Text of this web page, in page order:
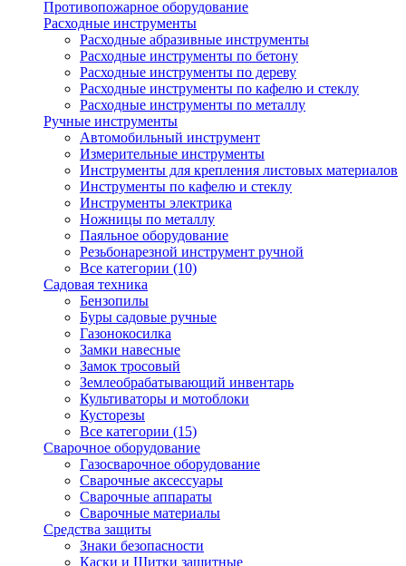
Противопожарное оборудование
Расходные инструменты
Расходные абразивные инструменты
Расходные инструменты по бетону
Расходные инструменты по дереву
Расходные инструменты по кафелю и стеклу
Расходные инструменты по металлу
Ручные инструменты
Автомобильный инструмент
Измерительные инструменты
Инструменты для крепления листовых материалов
Инструменты по кафелю и стеклу
Инструменты электрика
Ножницы по металлу
Паяльное оборудование
Резьбонарезной инструмент ручной
Все категории (10)
Садовая техника
Бензопилы
Буры садовые ручные
Газонокосилка
Замки навесные
Замок тросовый
Землеобрабатывающий инвентарь
Культиваторы и мотоблоки
Кусторезы
Все категории (15)
Сварочное оборудование
Газосварочное оборудование
Сварочные аксессуары
Сварочные аппараты
Сварочные материалы
Средства защиты
Знаки безопасности
Каски и Щитки защитные